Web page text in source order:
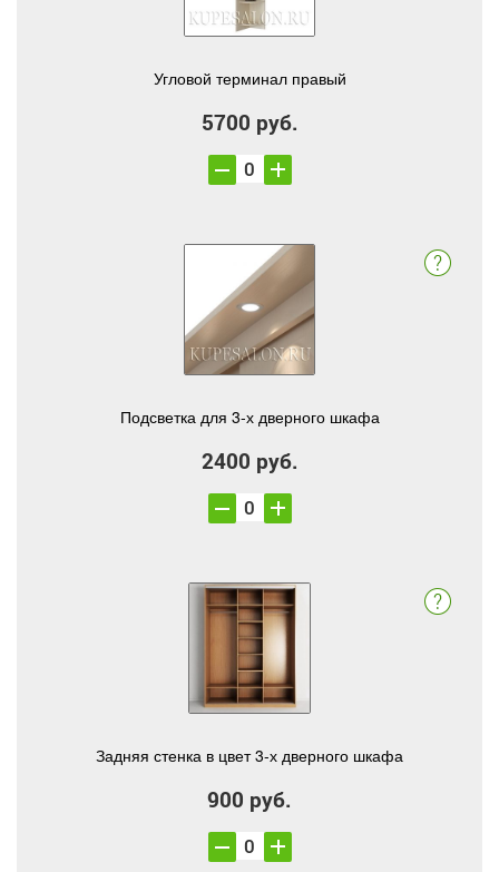
Угловой терминал правый
5700 руб.
Подсветка для 3-х дверного шкафа
2400 руб.
Задняя стенка в цвет 3-х дверного шкафа
900 руб.